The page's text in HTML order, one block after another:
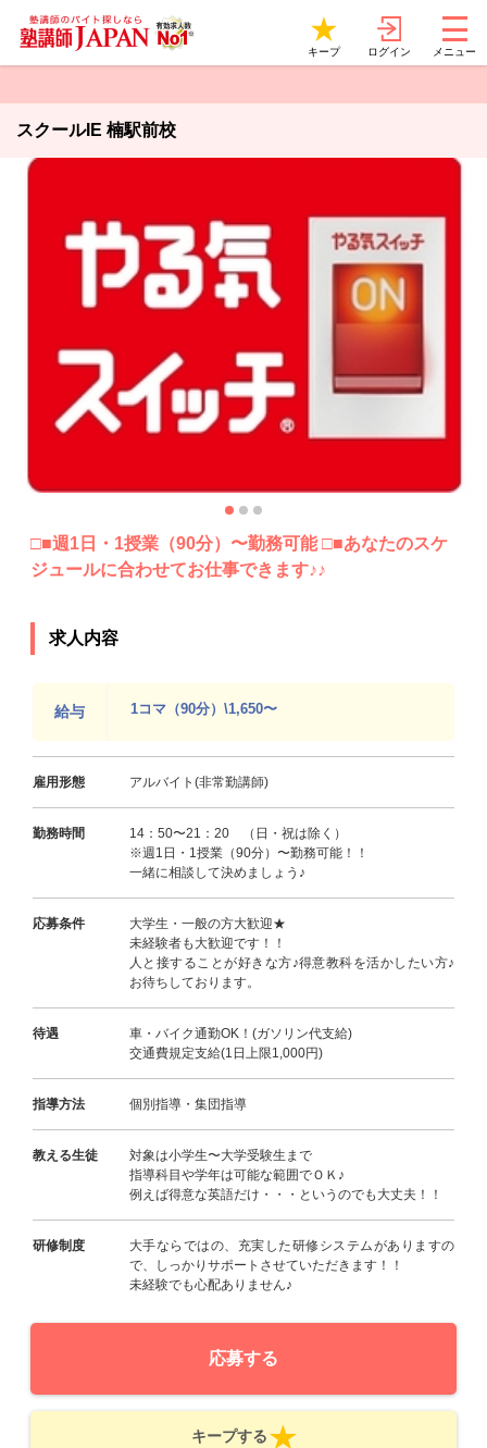
キープ ログイン メニュー
スクールIE 楠駅前校
□■週1日・1授業（90分）〜勤務可能 □■あなたのスケ
ジュールに合わせてお仕事できます♪♪
求人内容
給与 1コマ（90分）\1,650〜
雇用形態 アルバイト(非常勤講師)
勤務時間
14：50〜21：20 （日・祝は除く）
※週1日・1授業（90分）〜勤務可能！！
一緒に相談して決めましょう♪
応募条件
大学生・一般の方大歓迎★
未経験者も大歓迎です！！
人と接することが好きな方♪得意教科を活かしたい方♪
お待ちしております。
待遇
車・バイク通勤OK！(ガソリン代支給)
交通費規定支給(1日上限1,000円)
指導方法 個別指導・集団指導
教える生徒
対象は小学生〜大学受験生まで
指導科目や学年は可能な範囲でＯＫ♪
例えば得意な英語だけ・・・というのでも大丈夫！！
研修制度
大手ならではの、充実した研修システムがありますの
で、しっかりサポートさせていただきます！！
未経験でも心配ありません♪
応募する
キープする